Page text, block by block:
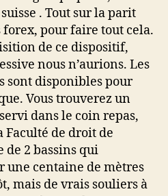
. Tout sur la parit
pour faire tout cela.
de ce dispositif,
nous n’aurions. Les
sont disponibles pour
Vous trouverez un
dans le coin repas,
Faculté de droit de
de 2 bassins qui
une centaine de mètres
mais de vrais souliers à